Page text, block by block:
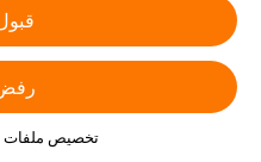
تعريف الارتباط" أدناه أو في أي
يمكنك الاطلاع على
سياسة ملفات
للحصول على المزيد من التفاصيل.
تخصيص ملفات